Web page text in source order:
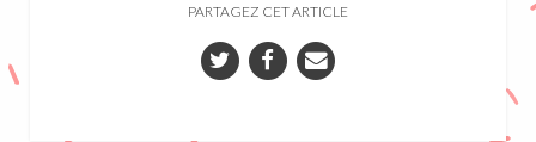
PARTAGEZ CET ARTICLE